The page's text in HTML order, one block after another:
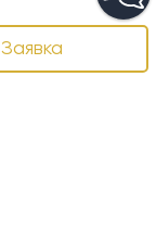
Заявка